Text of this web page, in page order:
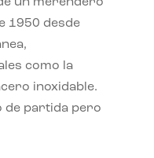
un merendero
1950 desde
como la
inoxidable.
de partida pero